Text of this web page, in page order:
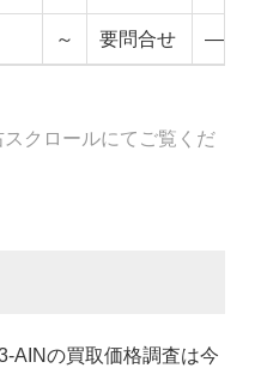
～ 要問合せ —
クロールにてご覧くだ
AINの買取価格調査は今